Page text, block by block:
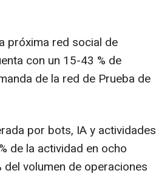
próxima red social de
con un 15-43 % de
de la red de Prueba de
por bots, IA y actividades
de la actividad en ocho
volumen de operaciones